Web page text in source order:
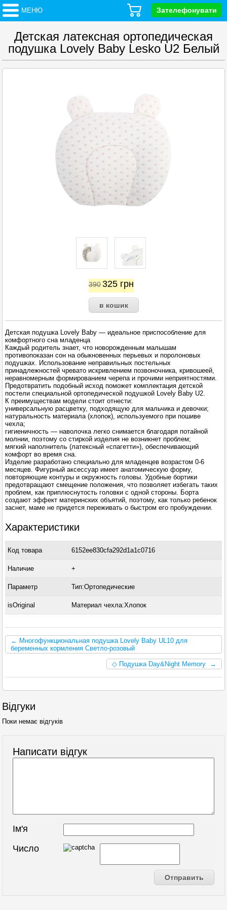
МЕНЮ Зателефонувати
Детская латексная ортопедическая
подушка Lovely Baby Lesko U2 Белый
390 325 грн
Детская подушка Lovely Baby — идеальное приспособление для
комфортного сна младенца
Каждый родитель знает, что новорожденным малышам
противопоказан сон на обыкновенных перьевых и поролоновых
подушках. Использование неправильных постельных
принадлежностей чревато искривлением позвоночника, кривошеей,
неравномерным формированием черепа и прочими неприятностями.
Предотвратить подобный исход поможет комплектация детской
постели специальной ортопедической подушкой Lovely Baby U2.
К преимуществам модели стоит отнести:
универсальную расцветку, подходящую для мальчика и девочки;
натуральность материала (хлопок), используемого при пошиве
чехла;
гигиеничность — наволочка легко снимается благодаря потайной
молнии, поэтому со стиркой изделия не возникнет проблем;
мягкий наполнитель (латексный «спагетти»), обеспечивающий
комфорт во время сна.
Изделие разработано специально для младенцев возрастом 0-6
месяцев. Фигурный аксессуар имеет анатомическую форму,
повторяющие контуры и окружность головы. Удобные бортики
предотвращают смещение положения, что позволяет избегать таких
проблем, как приплюснутость головки с одной стороны. Борта
создают эффект материнских объятий, поэтому, как только ребенок
заснет, маме не придется переживать о быстром его пробуждении.
Характеристики
Код товара 6152ee830cfa292d1a1c0716
Наличие +
Параметр Тип:Ортопедические
isOriginal Материал чехла:Хлопок
← Многофункциональная подушка Lovely Baby UL10 для
беременных кормления Светло-розовый
◇ Подушка Day&Night Memory →
Відгуки
Поки немає відгуків
Написати відгук
Ім'я
Число